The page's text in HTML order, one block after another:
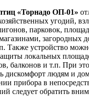
«Торнадо ОП-01»
угодий,
парковок,
загородных
Также устройство
локальных
балконов и т.п. При
дискомфорт людям и
прибора в
следует обратить